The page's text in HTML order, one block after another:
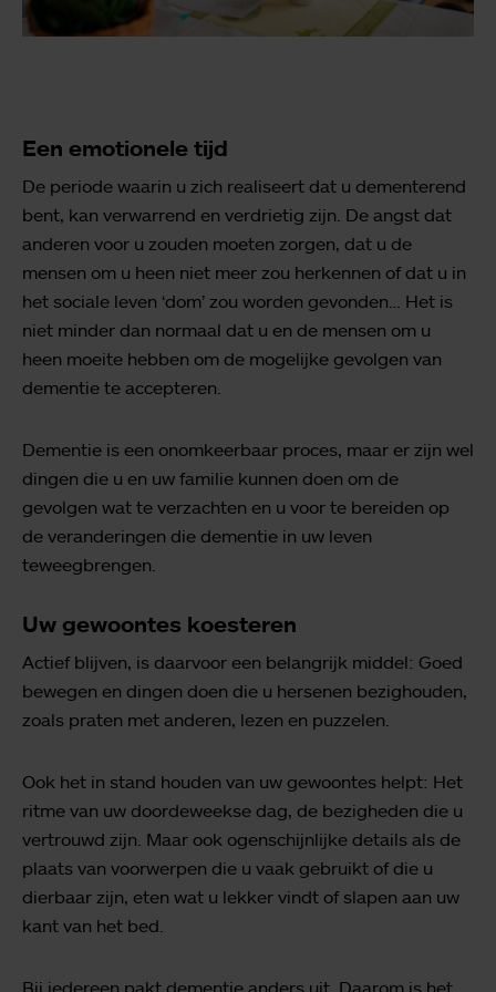
Een emotionele tijd
De periode waarin u zich realiseert dat u dementerend
bent, kan verwarrend en verdrietig zijn. De angst dat
anderen voor u zouden moeten zorgen, dat u de
mensen om u heen niet meer zou herkennen of dat u in
het sociale leven ‘dom’ zou worden gevonden… Het is
niet minder dan normaal dat u en de mensen om u
heen moeite hebben om de mogelijke gevolgen van
dementie te accepteren.
Dementie is een onomkeerbaar proces, maar er zijn wel
dingen die u en uw familie kunnen doen om de
gevolgen wat te verzachten en u voor te bereiden op
de veranderingen die dementie in uw leven
teweegbrengen.
Uw gewoontes koesteren
Actief blijven, is daarvoor een belangrijk middel: Goed
bewegen en dingen doen die u hersenen bezighouden,
zoals praten met anderen, lezen en puzzelen.
Ook het in stand houden van uw gewoontes helpt: Het
ritme van uw doordeweekse dag, de bezigheden die u
vertrouwd zijn. Maar ook ogenschijnlijke details als de
plaats van voorwerpen die u vaak gebruikt of die u
dierbaar zijn, eten wat u lekker vindt of slapen aan uw
kant van het bed.
Bij iedereen pakt dementie anders uit. Daarom is het